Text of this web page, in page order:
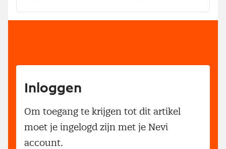
Inloggen
Om toegang te krijgen tot dit artikel
moet je ingelogd zijn met je Nevi
account.